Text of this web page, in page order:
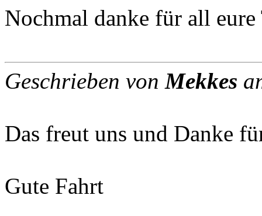
Nochmal danke für all
Geschrieben vonMekkes
Das freut uns und Danke
Gute Fahrt